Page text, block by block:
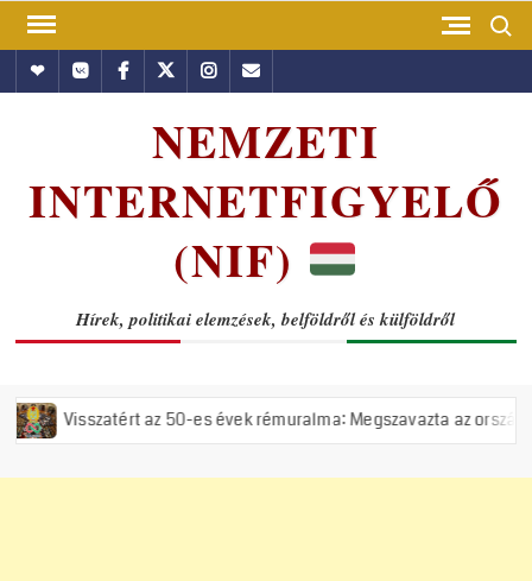
Skip
contentHundubVkontakte
Facebook
TwitterInstagram
Email
NEMZETI
INTERNETFIGYELŐ
(NIF)
Hírek, politikai elemzések, belföldről és külföldről
az 50-es évek rémuralma: Megszavazta az országgyűlés a tiszás